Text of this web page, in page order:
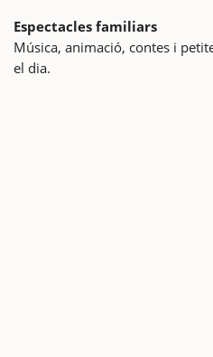
Espectacles familiars
Música, animació, contes i
el dia.